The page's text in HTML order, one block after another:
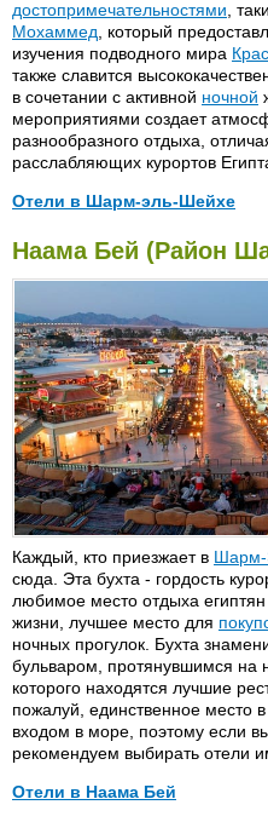
достопримечательностями ,
Мохаммед , который
изучения подводного мира
также славится
в сочетании с активной ночной
мероприятиями создает
разнообразного отдыха,
расслабляющих курортов
Отели в Шарм-эль-Шейхе
Aida Beach 3*
Aida Partners 4*
Aida Sharm 4*
Albatros New Moderna 5*
Amar Sina 3*
Amar Sinai 3*
Amarein 3*
Badawia Creative 3*
Baron 5*
Barracuda 2*
Beach Albatros 4*
Blue Reef 2*
Calimera Hauza Beach 4*
Cataract Layalina 3*
Cataract Resort 4*
Cleopatra Tsokkos 4*
Club El Faraana (King
Senefro) 4*
Наама Бей (Район
Каждый, кто приезжает в
сюда. Эта бухта - гордость
любимое место отдыха
жизни, лучшее место для
ночных прогулок. Бухта
бульваром, протянувшимся на
которого находятся лучшие
пожалуй, единственное место в
входом в море, поэтому если
рекомендуем выбирать отели
Отели в Наама Бей